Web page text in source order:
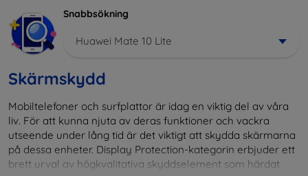
Snabbsökning
Huawei Mate 10 Lite
Skärmskydd
Mobiltelefoner och surfplattor är idag en viktig del av våra
liv. För att kunna njuta av deras funktioner och vackra
utseende under lång tid är det viktigt att skydda skärmarna
på dessa enheter. Display Protection-kategorin erbjuder ett
brett urval av högkvalitativa skyddselement som härdat